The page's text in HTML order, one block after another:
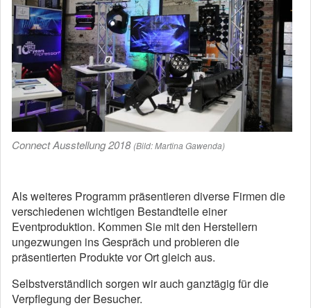
Connect Ausstellung 2018 (Bild: Martina Gawenda)
Als weiteres Programm präsentieren diverse Firmen die
verschiedenen wichtigen Bestandteile einer
Eventproduktion. Kommen Sie mit den Herstellern
ungezwungen ins Gespräch und probieren die
präsentierten Produkte vor Ort gleich aus.
Selbstverständlich sorgen wir auch ganztägig für die
Verpflegung der Besucher.